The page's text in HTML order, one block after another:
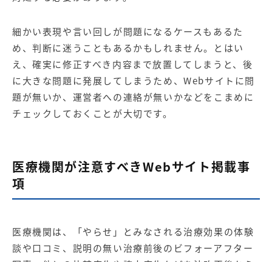
細かい表現や言い回しが問題になるケースもあるた
め、判断に迷うこともあるかもしれません。とはい
え、確実に修正すべき内容まで放置してしまうと、後
に大きな問題に発展してしまうため、Webサイトに問
題が無いか、運営者への連絡が無いかなどをこまめに
チェックしておくことが大切です。
医療機関が注意すべきWebサイト掲載事
項
医療機関は、「やらせ」とみなされる治療効果の体験
談や口コミ、説明の無い治療前後のビフォーアフター